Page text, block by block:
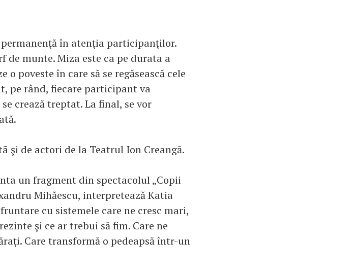
în atenţia participanţilor.
de munte. Miza este ca pe durata a
poveste în care să se regăsească cele
pe rând, fiecare participant va
crează treptat. La final, se vor
şi de actori de la Teatrul Ion Creangă.
un fragment din spectacolul „Copii
Mihăescu, interpretează Katia
cu sistemele care ne cresc mari,
şi ce ar trebui să fim. Care ne
Care transformă o pedeapsă într-un